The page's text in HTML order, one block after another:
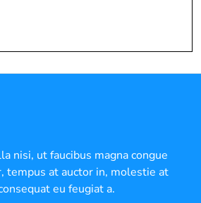
nisi, ut faucibus magna congue
tempus at auctor in, molestie at
eu feugiat a.